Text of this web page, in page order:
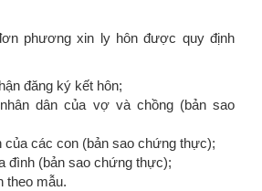
phương xin ly hôn được quy định
đăng ký kết hôn;
dân của vợ và chồng (bản sao
của các con (bản sao chứng thực);
đình (bản sao chứng thực);
theo mẫu.